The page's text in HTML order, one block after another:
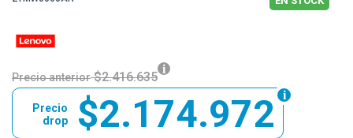
Precio anterior $2.416.635
$2.174.972
Precio
drop